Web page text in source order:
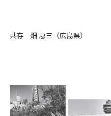
共存 畑 恵三（広島県）